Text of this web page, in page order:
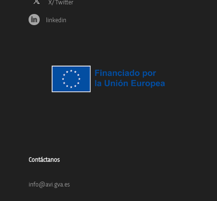
linkedin
Contáctanos
info@avi.gva.es